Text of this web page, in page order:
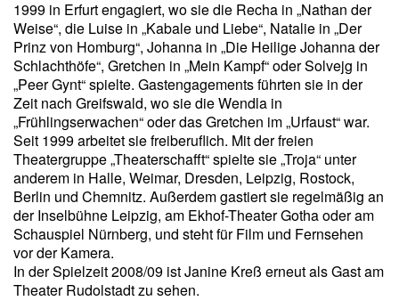
1999 in Erfurt engagiert, wo sie die Recha in „Nathan der
Weise“, die Luise in „Kabale und Liebe“, Natalie in „Der
Prinz von Homburg“, Johanna in „Die Heilige Johanna der
Schlachthöfe“, Gretchen in „Mein Kampf“ oder Solvejg in
„Peer Gynt“ spielte. Gastengagements führten sie in der
Zeit nach Greifswald, wo sie die Wendla in
„Frühlingserwachen“ oder das Gretchen im „Urfaust“ war.
Seit 1999 arbeitet sie freiberuflich. Mit der freien
Theatergruppe „Theaterschafft“ spielte sie „Troja“ unter
anderem in Halle, Weimar, Dresden, Leipzig, Rostock,
Berlin und Chemnitz. Außerdem gastiert sie regelmäßig an
der Inselbühne Leipzig, am Ekhof-Theater Gotha oder am
Schauspiel Nürnberg, und steht für Film und Fernsehen
vor der Kamera.
In der Spielzeit 2008/09 ist Janine Kreß erneut als Gast am
Theater Rudolstadt zu sehen.